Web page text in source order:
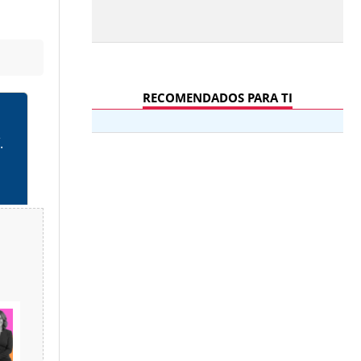
RECOMENDADOS PARA TI